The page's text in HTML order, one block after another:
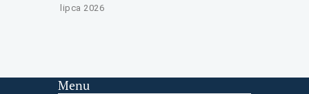
lipca 2026
Menu